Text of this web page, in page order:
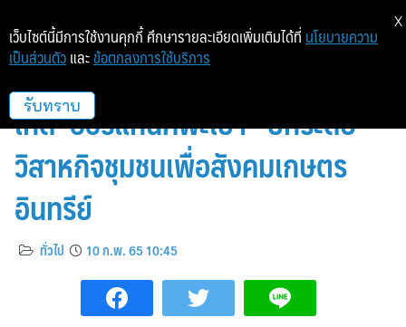
บพท.จับมือ ม.พะเยา แจ้ง
เกิด”ออร์แกนิคพะเยา” ยกระดับ
วิสาหกิจชุมชนเพื่อสังคมเกษตร
อินทรีย์
ทั่วไป 10 ก.พ. 65 10:45
เว็บไซต์นี้มีการใช้งานคุกกี้ ศึกษารายละเอียดเพิ่มเติมได้ที่ นโยบายความ
เป็นส่วนตัว และ ข้อตกลงการใช้บริการ
รับทราบ
X